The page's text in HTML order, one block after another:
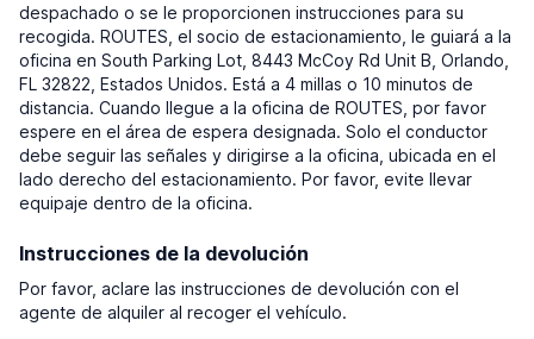
despachado o se le proporcionen instrucciones para su
recogida. ROUTES, el socio de estacionamiento, le guiará a la
oficina en South Parking Lot, 8443 McCoy Rd Unit B, Orlando,
FL 32822, Estados Unidos. Está a 4 millas o 10 minutos de
distancia. Cuando llegue a la oficina de ROUTES, por favor
espere en el área de espera designada. Solo el conductor
debe seguir las señales y dirigirse a la oficina, ubicada en el
lado derecho del estacionamiento. Por favor, evite llevar
equipaje dentro de la oficina.
Instrucciones de la devolución
Por favor, aclare las instrucciones de devolución con el
agente de alquiler al recoger el vehículo.